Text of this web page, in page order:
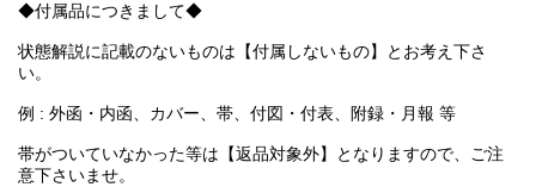
◆付属品につきまして◆
状態解説に記載のないものは【付属しないもの】とお考え下さ
い。
例 : 外函・内函、カバー、帯、付図・付表、附録・月報 等
帯がついていなかった等は【返品対象外】となりますので、ご注
意下さいませ。